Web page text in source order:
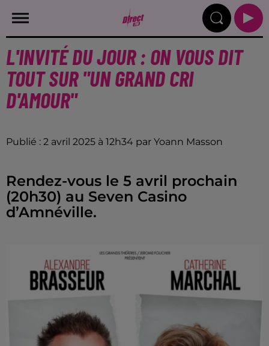
L'INVITÉ DU JOUR : ON VOUS DIT
TOUT SUR "UN GRAND CRI
D'AMOUR"
Publié : 2 avril 2025 à 12h34 par Yoann Masson
Rendez-vous le 5 avril prochain
(20h30) au Seven Casino
d’Amnéville.